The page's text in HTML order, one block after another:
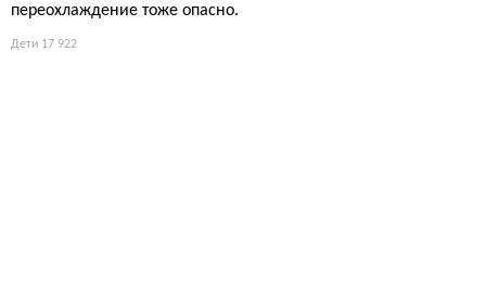
переохлаждение тоже опасно.
Дети 17 922